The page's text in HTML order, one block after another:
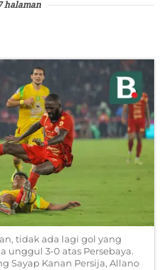
halaman
tidak ada lagi gol yang
unggul 3-0 atas Persebaya.
Sayap Kanan Persija, Allano